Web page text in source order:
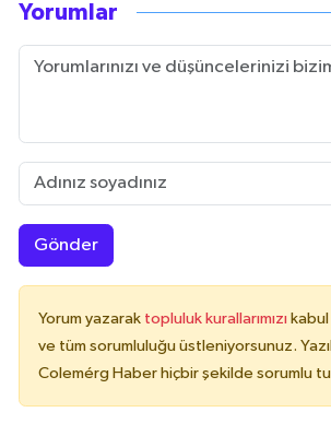
Yorumlar
Gönder
Yorum yazarak topluluk kurallarımızı
ve tüm sorumluluğu üstleniyorsunuz.
Colemérg Haber hiçbir şekilde sorumlu